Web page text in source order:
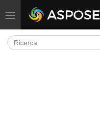
Attiva/disattiva la navigazione